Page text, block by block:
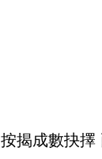
按揭成數抉擇